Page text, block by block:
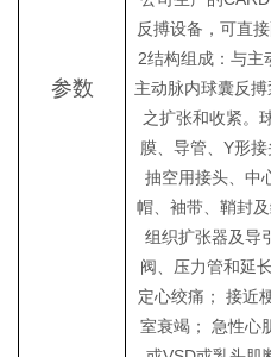
参数
反搏设备，可直
2结构组成：与主
主动脉内球囊反
之扩张和收紧。
膜、导管、Y形
抽空用接头、中
帽、袖带、鞘封
组织扩张器及导
阀、压力管和延
定心绞痛； 接近
室衰竭； 急性心